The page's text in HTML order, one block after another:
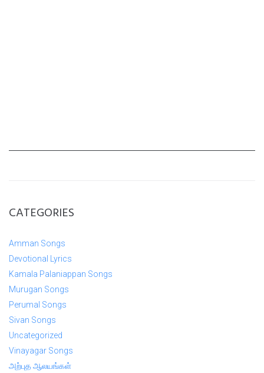
CATEGORIES
Amman Songs
Devotional Lyrics
Kamala Palaniappan Songs
Murugan Songs
Perumal Songs
Sivan Songs
Uncategorized
Vinayagar Songs
அற்புத ஆலயங்கள்